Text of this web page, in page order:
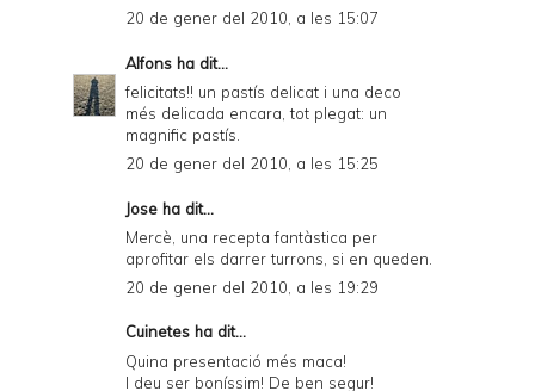
20 de gener del 2010, a les 15:07
Alfons ha dit...
felicitats!! un pastís delicat i una deco
més delicada encara, tot plegat: un
magnific pastís.
20 de gener del 2010, a les 15:25
Jose ha dit...
Mercè, una recepta fantàstica per
aprofitar els darrer turrons, si en queden.
20 de gener del 2010, a les 19:29
Cuinetes ha dit...
Quina presentació més maca!
I deu ser boníssim! De ben segur!